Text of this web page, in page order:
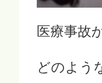
医療事故
どのよう